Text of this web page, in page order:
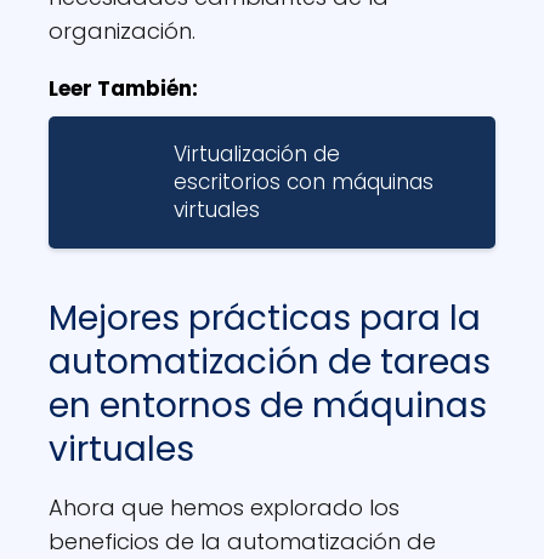
organización.
Leer También:
Virtualización de
escritorios con máquinas
virtuales
Mejores prácticas para la
automatización de tareas
en entornos de máquinas
virtuales
Ahora que hemos explorado los
beneficios de la automatización de